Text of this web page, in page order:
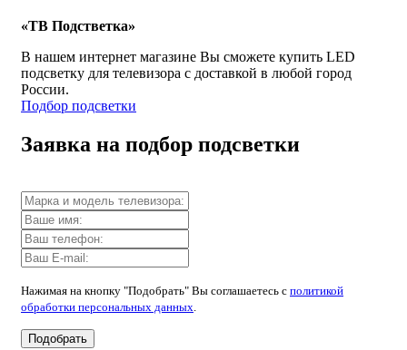
«ТВ Подстветка»
В нашем интернет магазине Вы сможете купить LED
подсветку для телевизора с доставкой в любой город
России.
Подбор подсветки
Заявка на подбор подсветки
Нажимая на кнопку "Подобрать" Вы соглашаетесь с политикой
обработки персональных данных
Подобрать